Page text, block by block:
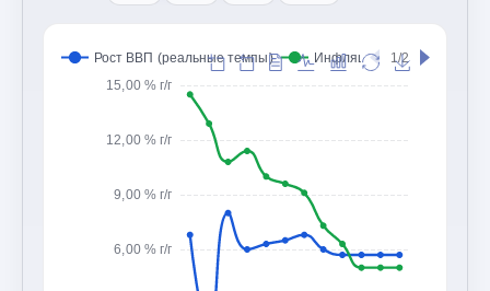
6,00 % г/г
9,00 % г/г
12,00 % г/г
15,00 % г/г
Рост ВВП (реальные темпы) Инфляция (CPI,
1/2